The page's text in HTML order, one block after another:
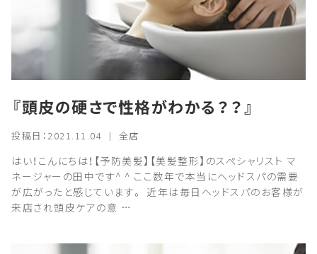
『頭皮の硬さで性格がわかる？？』
投稿日：2021.11.04 ｜ 全店
はい！こんにちは！【予防美髪】【美髪整形】のスペシャリスト マ
ネージャーの田中です^ ^ ここ数年で本当にヘッドスパの需要
が広がったと感じています。 近年は毎日ヘッドスパのお客様が
来店され頭皮ケアの意 …